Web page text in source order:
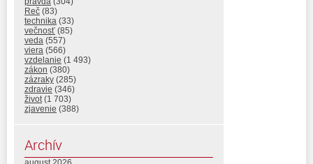
Reč (83)
technika (33)
večnosť (85)
veda (557)
viera (566)
vzdelanie (1 493)
zákon (380)
zázraky (285)
zdravie (346)
život(1 703)
zjavenie (388)
Archív